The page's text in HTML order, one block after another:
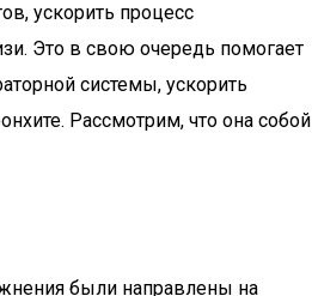
ускорить процесс
Это в свою очередь помогает
системы, ускорить
Рассмотрим, что она собой
были направлены на